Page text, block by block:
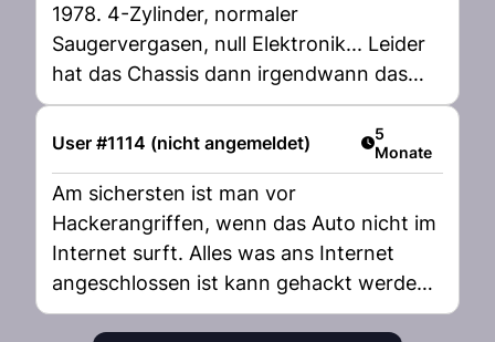
1978. 4-Zylinder, normaler
Saugervergasen, null Elektronik... Leider
hat das Chassis dann irgendwann das
Zeitliche gesegnet. Trotzdem ist man
damals ohne den ganzen Technik-
gekommen. Und dies erst noch extrem
billig!
User #1114 (nicht angemeldet) Artikel
5
Monate
Am sichersten ist man vor
Hackerangriffen, wenn das Auto nicht im
Internet surft. Alles was ans Internet
angeschlossen ist kann gehackt werden
und wird gehackt.